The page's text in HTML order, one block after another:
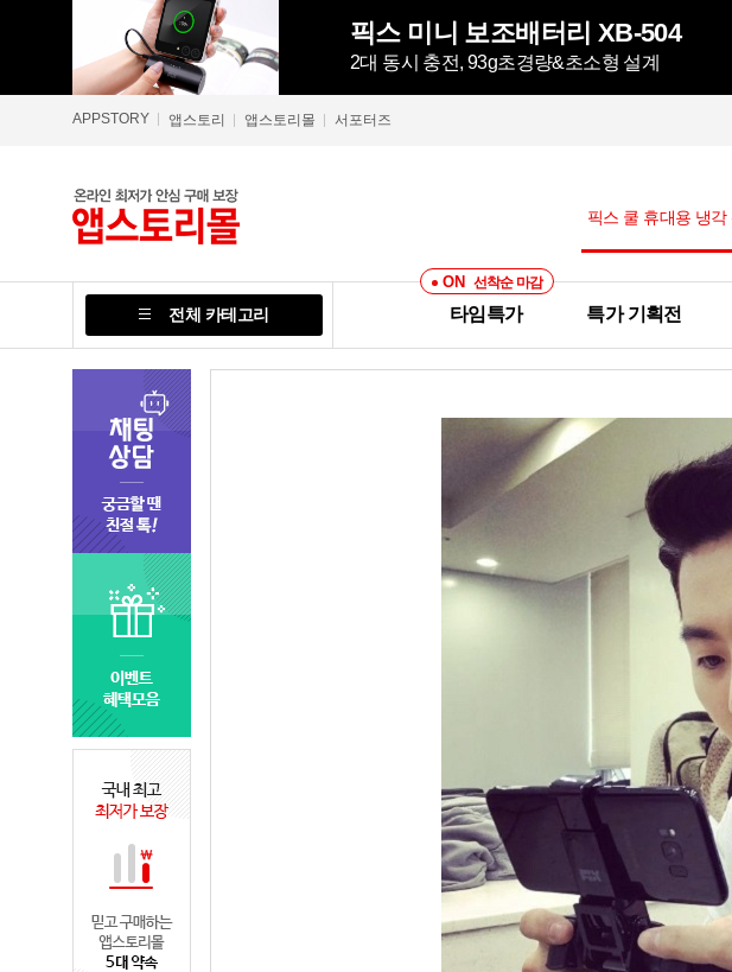
픽스 미니 보조배터리 XB-504
2대 동시 충전, 93g초경량&초소형 설계
APPSTORY 앱스토리 앱스토리몰 서포터즈
전체 카테고리
ON 선착순 마감
타임특가 특가 기획전